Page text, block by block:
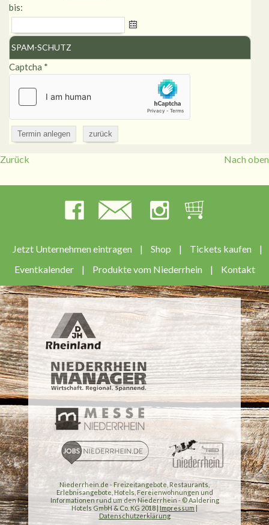
bis:
SPAM-SCHUTZ
Captcha *
Zurück Nach oben
Jetzt Unternehmen eintragen | Shop | Tickets kaufen
|
Eventkalender
| Produkte vom Niederrhein | Kontakt
Niederrhein.de - Freizeitangebote, Restaurants,
Erlebnisangebote, Hotels, Fereienwohnungen und
Informationen rund um den Niederrhein - © Aaldering
Hotels GmbH & Co. KG 2018 |Impressum |
Datenschutzerklärung